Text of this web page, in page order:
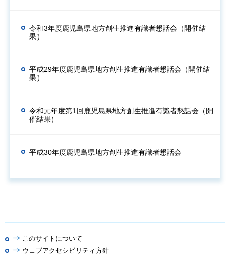
令和3年度鹿児島県地方創生推進有識者懇話会（開催結
果）
平成29年度鹿児島県地方創生推進有識者懇話会（開催結
果）
令和元年度第1回鹿児島県地方創生推進有識者懇話会（開
催結果）
平成30年度鹿児島県地方創生推進有識者懇話会
このサイトについて
ウェブアクセシビリティ方針